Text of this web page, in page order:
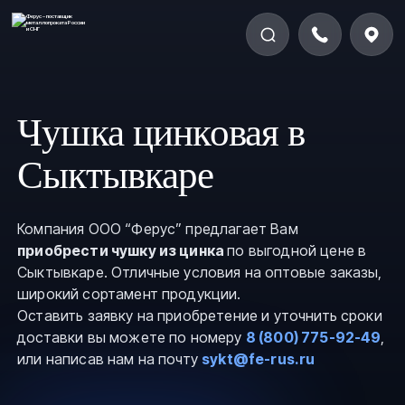
Чушка цинковая в
Сыктывкаре
Компания ООО “Ферус” предлагает Вам
приобрести чушку из цинкапо выгодной цене в
Сыктывкаре. Отличные условия на оптовые заказы,
широкий сортамент продукции.
Оставить заявку на приобретение и уточнить сроки
доставки вы можете по номеру 8 (800) 775-92-49,
или написав нам на почту sykt@fe-rus.ru